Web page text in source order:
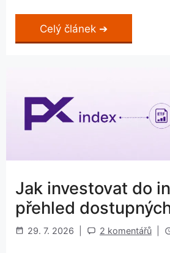
Celý článek
Jak investovat do
přehled
29. 7. 2026 2 komentářů